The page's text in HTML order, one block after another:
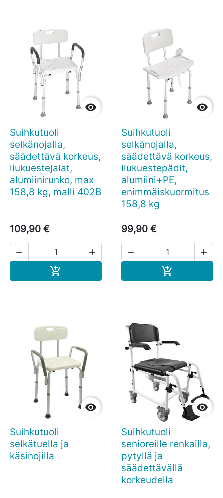

Suihkutuoli
selkänojalla,
säädettävä korkeus,
liukuestejalat,
alumiinirunko, max
158,8 kg, malli 402B
109,90 €
 


Suihkutuoli
selkänojalla,
säädettävä korkeus,
liukuestepädit,
alumiini+PE,
enimmäiskuormitus
158,8 kg
99,90 €
 


Suihkutuoli
selkätuella ja
käsinojilla

Suihkutuoli
senioreille renkailla,
pytyllä ja
säädettävällä
korkeudella